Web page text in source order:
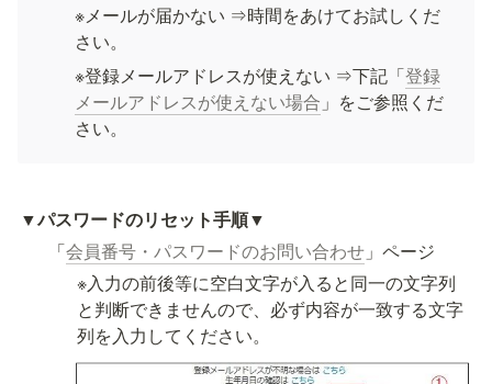
※メールが届かない ⇒時間をあけてお試しくだ
さい。
※登録メールアドレスが使えない ⇒下記「登録
メールアドレスが使えない場合 」をご参照くだ
さい。
▼パスワードのリセット手順▼
「会員番号・パスワードのお問い合わせ 」ページ
※入力の前後等に空白文字が入ると同一の文字列
と判断できませんので、必ず内容が一致する文字
列を入力してください。